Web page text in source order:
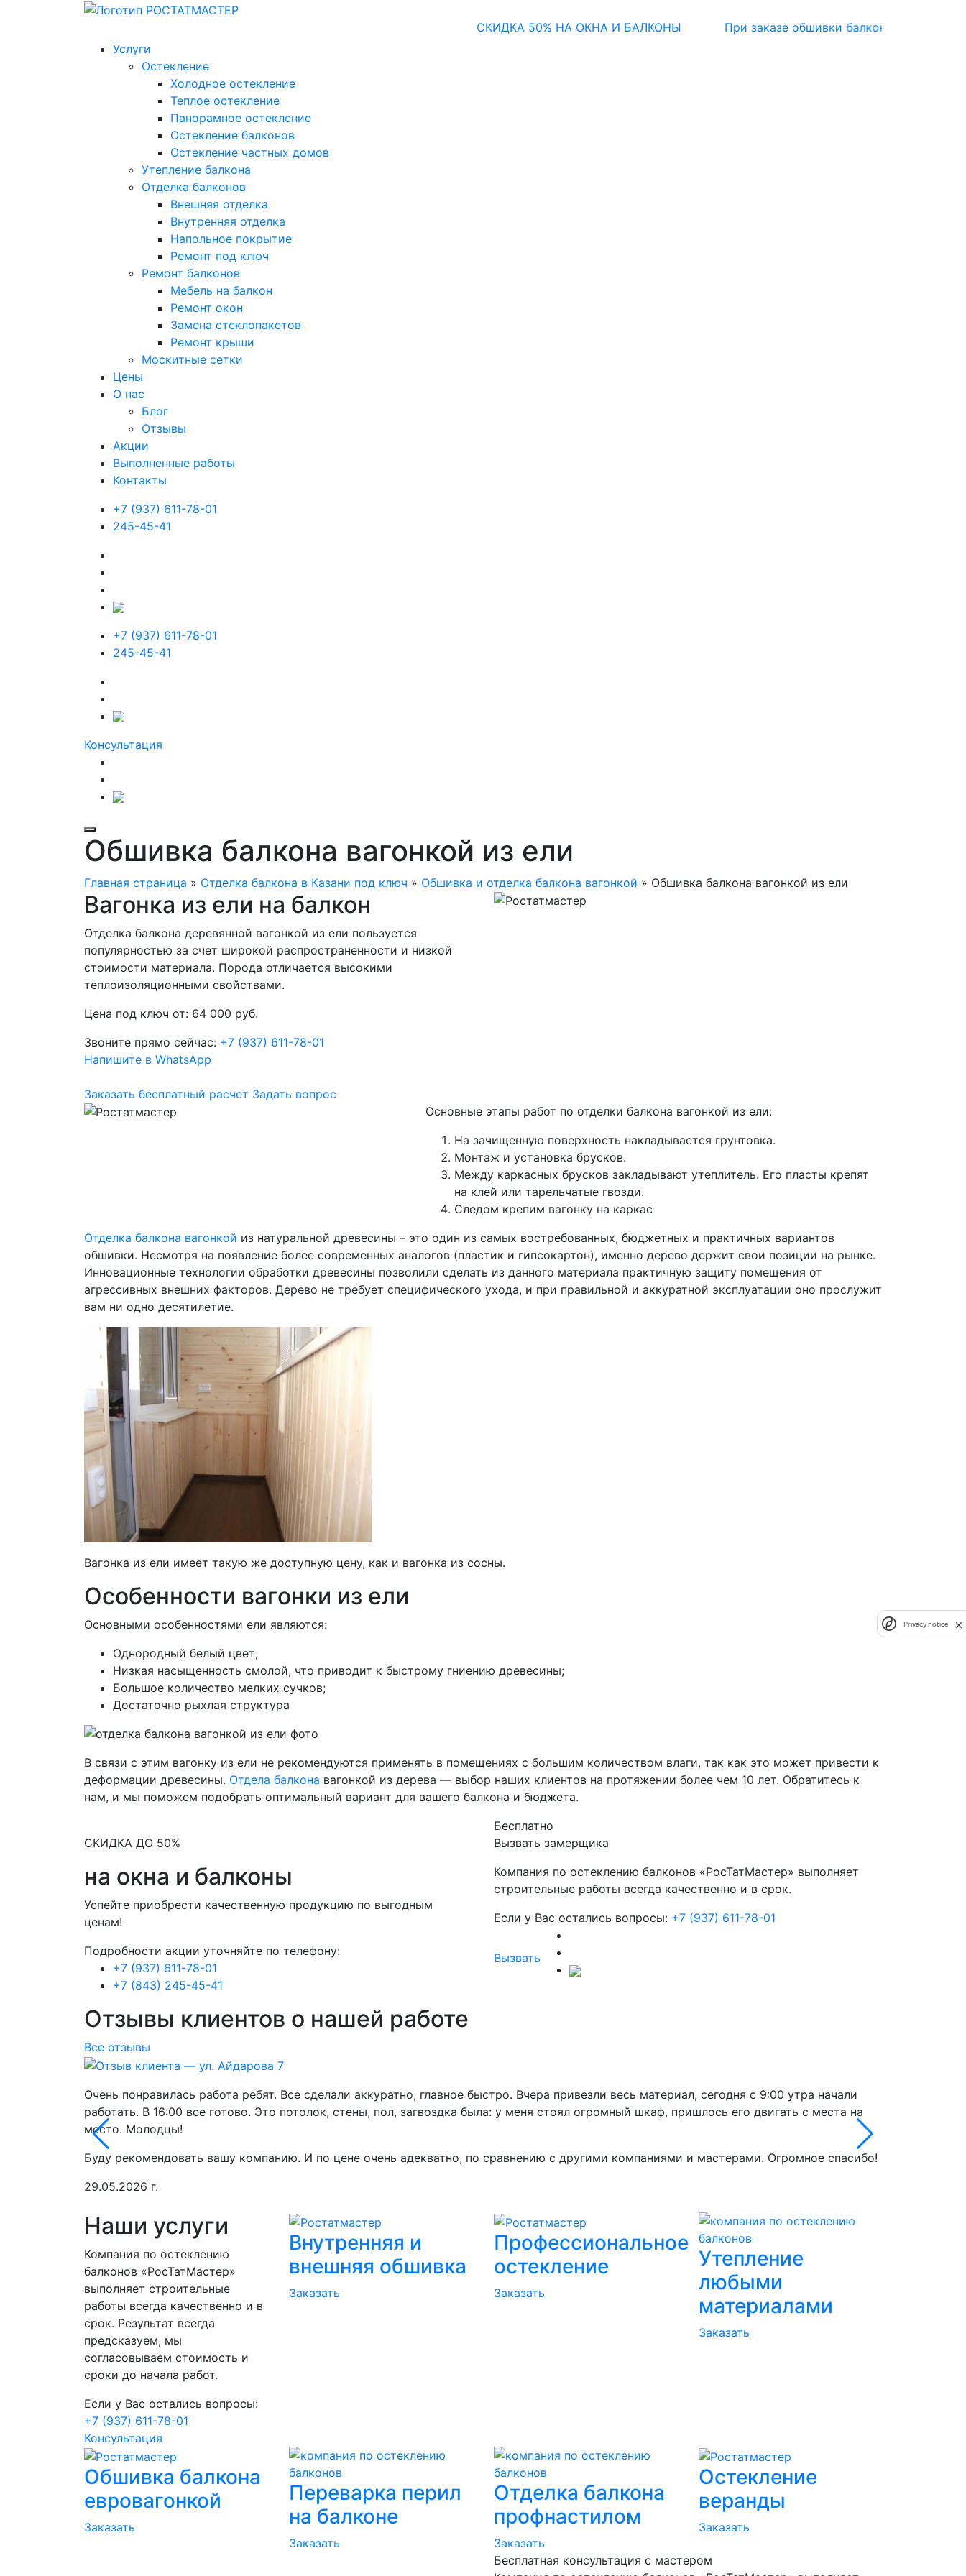
СКИДКА 50% НА ОКНА И БАЛКОНЫ
При заказе обшивки балкона - тумбочка В
Услуги
Остекление
Холодное остекление
Теплое остекление
Панорамное остекление
Остекление балконов
Остекление частных домов
Утепление балкона
Отделка балконов
Внешняя отделка
Внутренняя отделка
Напольное покрытие
Ремонт под ключ
Ремонт балконов
Мебель на балкон
Ремонт окон
Замена стеклопакетов
Ремонт крыши
Москитные сетки
Цены
О нас
Блог
Отзывы
Акции
Выполненные работы
Контакты
+7 (937) 611-78-01
245-45-41
+7 (937) 611-78-01
245-45-41
Консультация
Обшивка балкона вагонкой из ели
Главная страница » Отделка балкона в Казани под ключ » Обшивка и отделка балкона вагонкой » Обшивка балкона вагонкой из ели
Вагонка из ели на балкон
Отделка балкона деревянной вагонкой из ели пользуется
популярностью за счет широкой распространенности и низкой
стоимости материала. Порода отличается высокими
теплоизоляционными свойствами.
Цена под ключ от: 64 000 руб.
Звоните прямо сейчас: +7 (937) 611-78-01
Напишите в WhatsApp
Заказать бесплатный расчет Задать вопрос
Основные этапы работ по отделки балкона вагонкой из ели:
На зачищенную поверхность накладывается грунтовка.
Монтаж и установка брусков.
Между каркасных брусков закладывают утеплитель. Его пласты крепят
на клей или тарельчатые гвозди.
Следом крепим вагонку на каркас
Отделка балкона вагонкой из натуральной древесины – это один из самых востребованных, бюджетных и практичных вариантов
обшивки. Несмотря на появление более современных аналогов (пластик и гипсокартон), именно дерево держит свои позиции на рынке.
Инновационные технологии обработки древесины позволили сделать из данного материала практичную защиту помещения от
агрессивных внешних факторов. Дерево не требует специфического ухода, и при правильной и аккуратной эксплуатации оно прослужит
вам ни одно десятилетие.
Вагонка из ели имеет такую же доступную цену, как и вагонка из сосны.
Особенности вагонки из ели
Основными особенностями ели являются:
Однородный белый цвет;
Низкая насыщенность смолой, что приводит к быстрому гниению древесины;
Большое количество мелких сучков;
Достаточно рыхлая структура
В связи с этим вагонку из ели не рекомендуются применять в помещениях с большим количеством влаги, так как это может привести к
деформации древесины. Отдела балкона вагонкой из дерева — выбор наших клиентов на протяжении более чем 10 лет. Обратитесь к
нам, и мы поможем подобрать оптимальный вариант для вашего балкона и бюджета.
СКИДКА ДО 50%
на окна и балконы
Успейте приобрести качественную продукцию по выгодным
ценам!
Подробности акции уточняйте по телефону:
+7 (937) 611-78-01
+7 (843) 245-45-41
Бесплатно
Вызвать замерщика
Компания по остеклению балконов «РосТатМастер» выполняет
строительные работы всегда качественно и в срок.
Если у Вас остались вопросы: +7 (937) 611-78-01
Вызвать
Отзывы клиентов о нашей работе
Все отзывы
Очень понравилась работа ребят. Все сделали аккуратно, главное быстро. Вчера привезли весь материал, сегодня с 9:00 утра начали
работать. В 16:00 все готово. Это потолок, стены, пол, загвоздка была: у меня стоял огромный шкаф, пришлось его двигать с места на
место. Молодцы!
Буду рекомендовать вашу компанию. И по цене очень адекватно, по сравнению с другими компаниями и мастерами. Огромное спасибо!
29.05.2026 г.
Наши услуги
Компания по остеклению
балконов «РосТатМастер»
выполняет строительные
работы всегда качественно и в
срок. Результат всегда
предсказуем, мы
согласовываем стоимость и
сроки до начала работ.
Если у Вас остались вопросы:
+7 (937) 611-78-01
Консультация
Внутренняя и
внешняя обшивка
Заказать
Профессиональное
остекление
Заказать
Утепление
любыми
материалами
Заказать
Обшивка балкона
евровагонкой
Заказать
Переварка перил
на балконе
Заказать
Отделка балкона
профнастилом
Заказать
Остекление
веранды
Заказать
Бесплатная консультация с мастером
Privacy notice